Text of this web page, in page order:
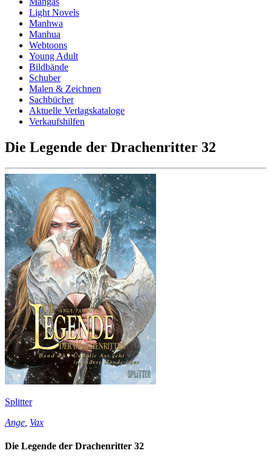
Light Novels
Manhwa
Manhua
Webtoons
Young Adult
Bildbände
Schuber
Malen & Zeichnen
Sachbücher
Aktuelle Verlagskataloge
Verkaufshilfen
Die Legende der Drachenritter 32
Splitter
Ange Vax
Die Legende der Drachenritter 32